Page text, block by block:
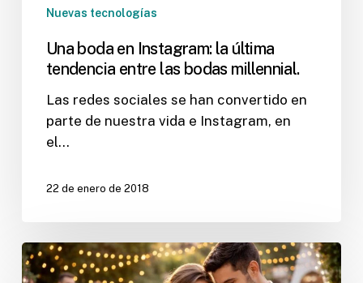
Nuevas tecnologías
Una boda en Instagram: la última
tendencia entre las bodas millennial.
Las redes sociales se han convertido en
parte de nuestra vida e Instagram, en
el…
22 de enero de 2018
No
olvides